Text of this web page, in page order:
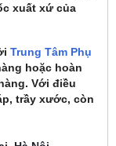
xuất xứ của
Trung Tâm Phụ
hoặc hoàn
Với điều
trầy xước, còn